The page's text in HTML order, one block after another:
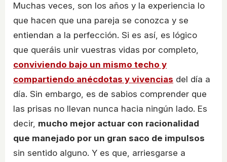
Muchas veces, son los años y la experiencia lo
que hacen que una pareja se conozca y se
entiendan a la perfección. Si es así, es lógico
que queráis unir vuestras vidas por completo,
conviviendo bajo un mismo techo y
compartiendo anécdotas y vivencias del día a
día. Sin embargo, es de sabios comprender que
las prisas no llevan nunca hacia ningún lado. Es
decir, mucho mejor actuar con racionalidad
que manejado por un gran saco de impulsos
sin sentido alguno. Y es que, arriesgarse a